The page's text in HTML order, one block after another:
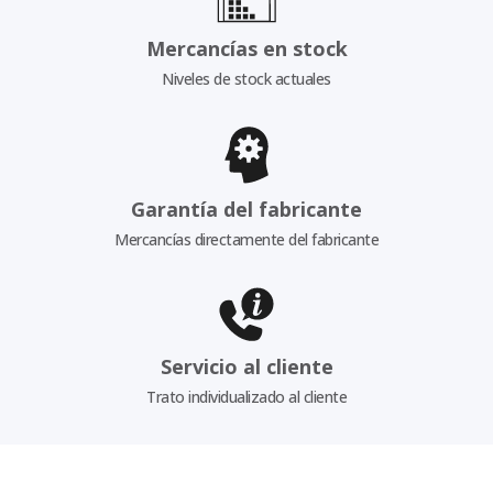
Mercancías en stock
Niveles de stock actuales
Garantía del fabricante
Mercancías directamente del fabricante
Servicio al cliente
Trato individualizado al cliente